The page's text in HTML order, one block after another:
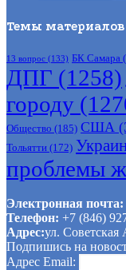
Темы материалов
13 вопрос (133) БК Самара
ДПГ (1258)
городу
Общество (185) США
Тольятти (172)
проблемы
Электронная почта:
Телефон: +7 (846)
Адрес:ул.
Подпишись на
Адрес Email: